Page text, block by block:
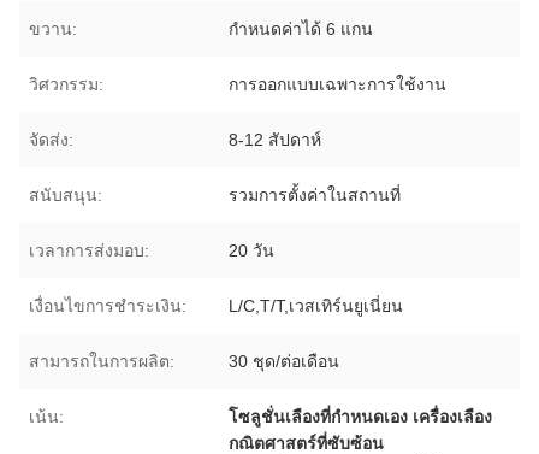
ขวาน: กำหนดค่าได้ 6 แกน
วิศวกรรม: การออกแบบเฉพาะการใช้งาน
จัดส่ง: 8-12 สัปดาห์
สนับสนุน: รวมการตั้งค่าในสถานที่
เวลาการส่งมอบ: 20 วัน
เงื่อนไขการชำระเงิน: L/C,T/T,เวสเทิร์นยูเนี่ยน
สามารถในการผลิต: 30 ชุด/ต่อเดือน
เน้น:
โซลูชั่นเลืองที่กําหนดเอง เครื่องเลือง
กณิตศาสตร์ที่ซับซ้อน